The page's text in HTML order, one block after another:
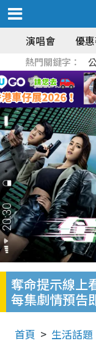
演唱會 優
熱門關鍵字：
奪命提示線上
每集劇情預告
首頁 生活話題